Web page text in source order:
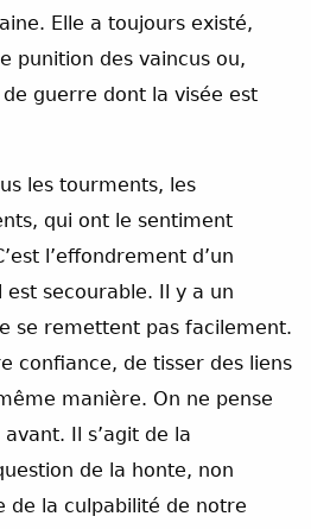
Elle a toujours existé,
punition des vaincus ou,
guerre dont la visée est
les tourments, les
qui ont le sentiment
l’effondrement d’un
est secourable. Il y a un
se remettent pas facilement.
confiance, de tisser des liens
manière. On ne pense
Il s’agit de la
de la honte, non
de la culpabilité de notre